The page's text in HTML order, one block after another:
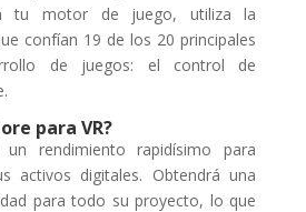
tu motor de juego, utiliza la
confían 19 de los 20 principales
de juegos: el control de
para VR?
rendimiento rapidísimo para
activos digitales. Obtendrá una
para todo su proyecto, lo que